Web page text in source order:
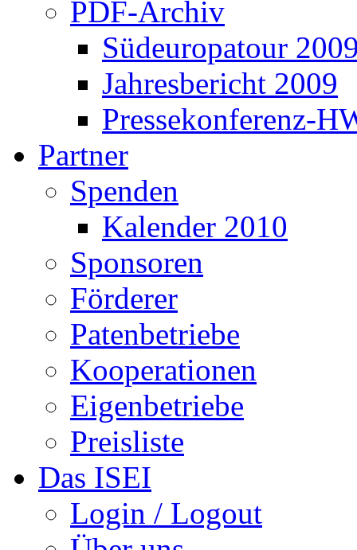
PDF-Archiv
Südeuropatour
Jahresbericht 2009
Pressekonferenz-
Partner
Spenden
Kalender 2010
Sponsoren
Förderer
Patenbetriebe
Kooperationen
Eigenbetriebe
Preisliste
Das ISEI
Login / Logout